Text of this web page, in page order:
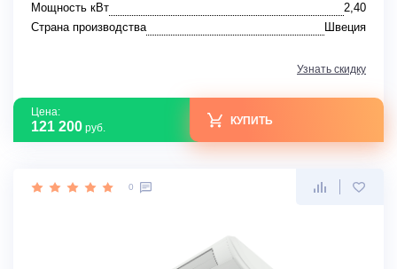
Мощность кВт
2,40
Страна производства
Швеция
Узнать скидку
Цена:
121 200 руб.
КУПИТЬ
0